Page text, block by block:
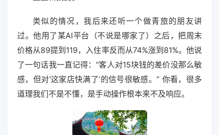
类似的情况，我后来还听一个做青旅的朋友讲
过。他用了某AI平台（不说是哪家了）之后，把周末
价格从89提到119，入住率反而从74%涨到81%。他说
了一句话我一直记得：“客人对15块钱的差价没那么敏
感，但对‘这家店快满了’的信号很敏感。” 你看，很多
道理我们不是不懂，是手动操作根本来不及响应。